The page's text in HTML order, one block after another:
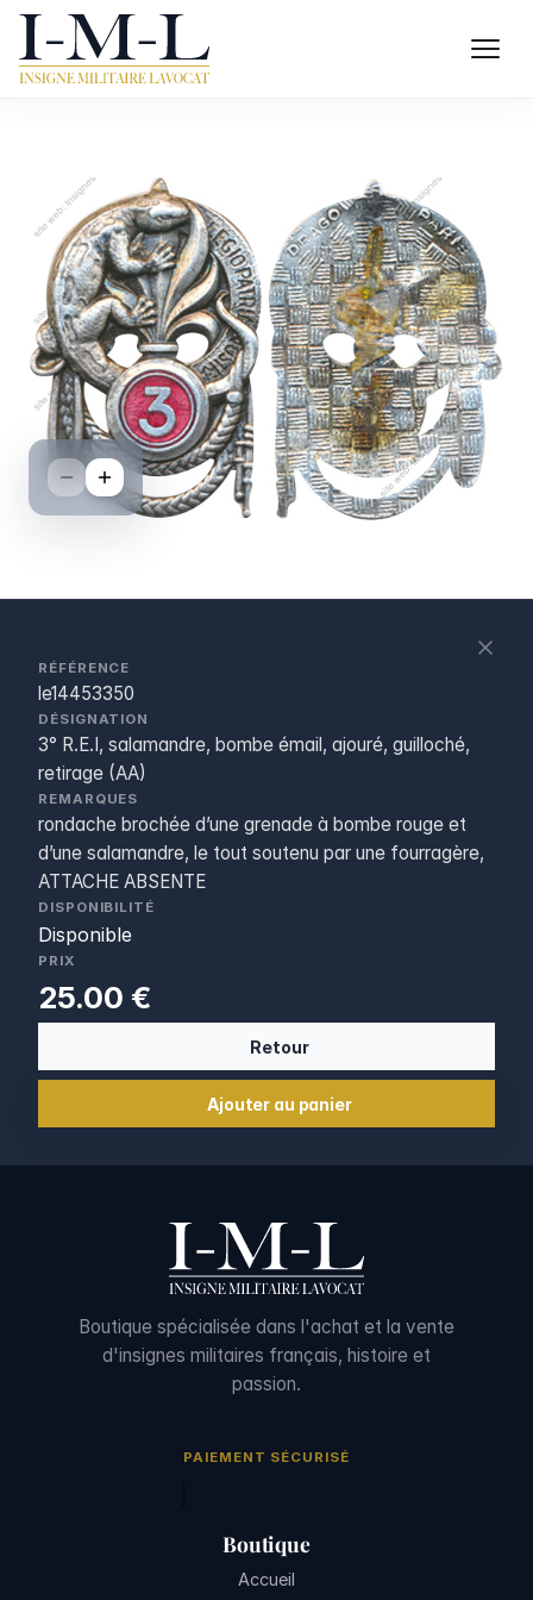
RÉFÉRENCE
le14453350
DÉSIGNATION
3° R.E.I, salamandre, bombe émail, ajouré, guilloché,
retirage (AA)
REMARQUES
rondache brochée d’une grenade à bombe rouge et
d’une salamandre, le tout soutenu par une fourragère,
ATTACHE ABSENTE
DISPONIBILITÉ
Disponible
PRIX
25.00 €
Retour
Ajouter au panier
Boutique spécialisée dans l'achat et la vente
d'insignes militaires français, histoire et
passion.
PAIEMENT SÉCURISÉ
Boutique
Accueil